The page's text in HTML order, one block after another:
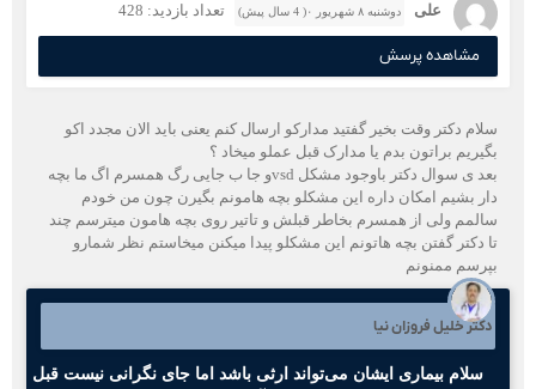
علی دوشنبه ۸ شهریور ۰( 4 سال پیش) تعداد بازدید: 428
مشاهده پرسش
سلام دکتر وقت بخیر گفتید مدارکو ارسال کنم یعنی باید الان مجدد اکو
بگیریم براتون بدم یا مدارک قبل عملو میخاد ؟
بعد ی سوال دکتر باوجود مشکل vsdو جا ب جایی رگ همسرم اگ ما بچه
دار بشیم امکان داره این مشکلو بچه هامونم بگیرن چون من خودم
سالمم ولی از همسرم بخاطر قبلش و تاتیر روی بچه هامون میترسم چند
تا دکتر گفتن بچه هاتونم این مشکلو پیدا میکنن میخاستم نظر شمارو
بپرسم ممنونم
دکتر خلیل فروزان نیا
سلام بیماری ایشان می‌تواند ارثی باشد اما جای نگرانی نیست قبل